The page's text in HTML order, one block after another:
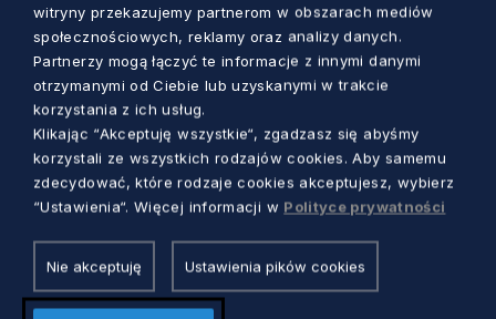
witryny przekazujemy partnerom w obszarach mediów
społecznościowych, reklamy oraz analizy danych.
Partnerzy mogą łączyć te informacje z innymi danymi
otrzymanymi od Ciebie lub uzyskanymi w trakcie
korzystania z ich usług.
Klikając “Akceptuję wszystkie“, zgadzasz się abyśmy
korzystali ze wszystkich rodzajów cookies. Aby samemu
zdecydować, które rodzaje cookies akceptujesz, wybierz
“Ustawienia“. Więcej informacji w Polityce prywatności
Nie akceptuję Ustawienia pików cookies